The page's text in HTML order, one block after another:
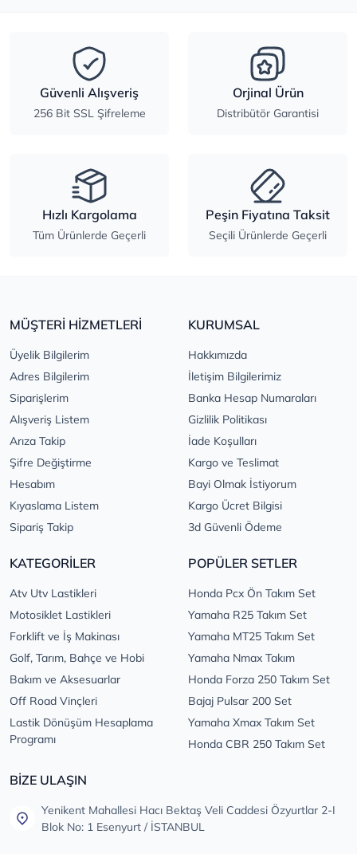
Güvenli Alışveriş
256 Bit SSL Şifreleme
Orjinal Ürün
Distribütör Garantisi
Hızlı Kargolama
Tüm Ürünlerde Geçerli
Peşin Fiyatına Taksit
Seçili Ürünlerde Geçerli
MÜŞTERİ HİZMETLERİ
Üyelik Bilgilerim
Adres Bilgilerim
Siparişlerim
Alışveriş Listem
Arıza Takip
Şifre Değiştirme
Hesabım
Kıyaslama Listem
Sipariş Takip
KURUMSAL
Hakkımızda
İletişim Bilgilerimiz
Banka Hesap Numaraları
Gizlilik Politikası
İade Koşulları
Kargo ve Teslimat
Bayi Olmak İstiyorum
Kargo Ücret Bilgisi
3d Güvenli Ödeme
KATEGORİLER
Atv Utv Lastikleri
Motosiklet Lastikleri
Forklift ve İş Makinası
Golf, Tarım, Bahçe ve Hobi
Bakım ve Aksesuarlar
Off Road Vinçleri
Lastik Dönüşüm Hesaplama
Programı
POPÜLER SETLER
Honda Pcx Ön Takım Set
Yamaha R25 Takım Set
Yamaha MT25 Takım Set
Yamaha Nmax Takım
Honda Forza 250 Takım Set
Bajaj Pulsar 200 Set
Yamaha Xmax Takım Set
Honda CBR 250 Takım Set
BİZE ULAŞIN
Yenikent Mahallesi Hacı Bektaş Veli Caddesi Özyurtlar 2-I
Blok No: 1 Esenyurt / İSTANBUL